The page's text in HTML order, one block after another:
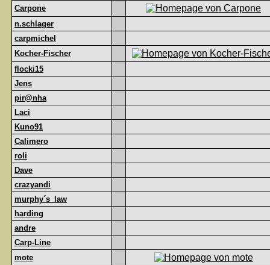
Carpone
n.schlager
carpmichel
Kocher-Fischer
flocki15
Jens
pir@nha
Laci
Kuno91
Calimero
roli
Dave
crazyandi
murphy´s_law
harding
andre
Carp-Line
mote